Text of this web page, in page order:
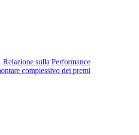
Relazione sulla Performance
complessivo dei premi